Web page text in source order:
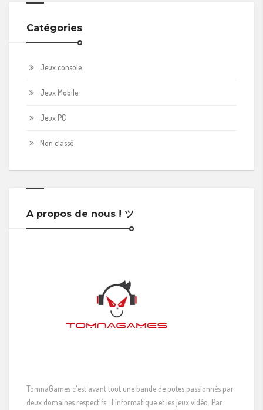
Catégories
Jeux console
Jeux Mobile
Jeux PC
Non classé
A propos de nous ! ツ
TomnaGames c'est avant tout une bande de potes passionnés par
deux domaines respectifs : l'informatique et les jeux vidéo. Par